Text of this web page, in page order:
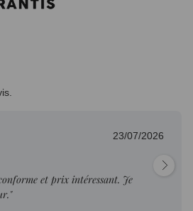
23/07/2026
et prix intéressant. Je